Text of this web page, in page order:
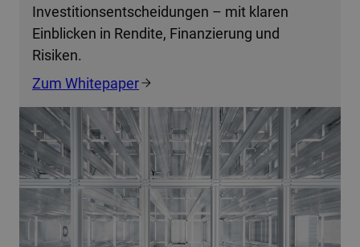
Investitionsentscheidungen – mit klaren
Einblicken in Rendite, Finanzierung und
Risiken.
Zum Whitepaper